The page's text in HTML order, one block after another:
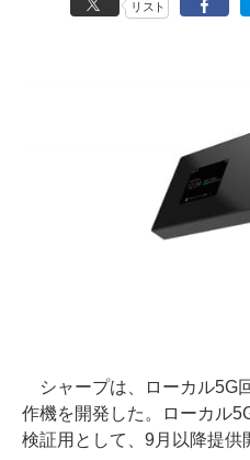
リスト
シャープは、ローカル5G
作機を開発した。ローカル
検証用として、9月以降提供